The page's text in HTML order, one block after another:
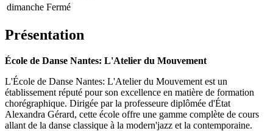
dimanche Fermé
Présentation
École de Danse Nantes: L'Atelier du Mouvement
L'École de Danse Nantes: L'Atelier du Mouvement est un
établissement réputé pour son excellence en matière de formation
chorégraphique. Dirigée par la professeure diplômée d'État
Alexandra Gérard, cette école offre une gamme complète de cours
allant de la danse classique à la modern'jazz et la contemporaine.